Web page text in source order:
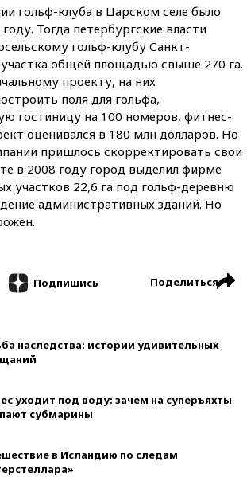
гольф-клуба в Царском селе было
Тогда петербургские власти
гольф-клубу Санкт-
общей площадью свыше 270 га.
проекту, на них
поля для гольфа,
гостиницу на 100 номеров, фитнес-
оценивался в 180 млн долларов. Но
пришлось скорректировать свои
в 2008 году город выделил фирме
участков 22,6 га под гольф-деревню
административных зданий. Но
Подпишись Поделиться
наследства: истории удивительных
уходит под воду: зачем на суперъяхты
субмарины
в Исландию по следам